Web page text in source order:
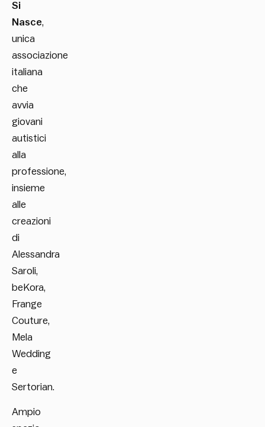
Si
Nasce,
unica
associazione
italiana
che
avvia
giovani
autistici
alla
professione,
insieme
alle
creazioni
di
Alessandra
Saroli,
beKora,
Frange
Couture,
Mela
Wedding
e
Sertorian.
Ampio